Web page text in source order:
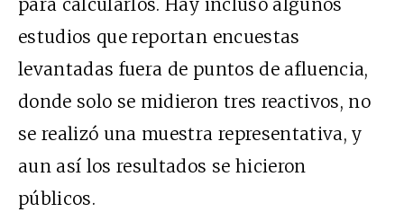
para calcularlos. Hay incluso algunos
estudios que reportan encuestas
levantadas fuera de puntos de afluencia,
donde solo se midieron tres reactivos, no
se realizó una muestra representativa, y
aun así los resultados se hicieron
públicos.